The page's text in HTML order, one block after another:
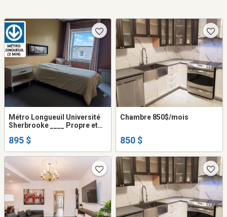
Métro Longueuil Université
Sherbrooke ____ Propre et
UdeS, UQAM, McGill, INRS,
Space Agency
895 $
Chambre 850$/mois
850 $